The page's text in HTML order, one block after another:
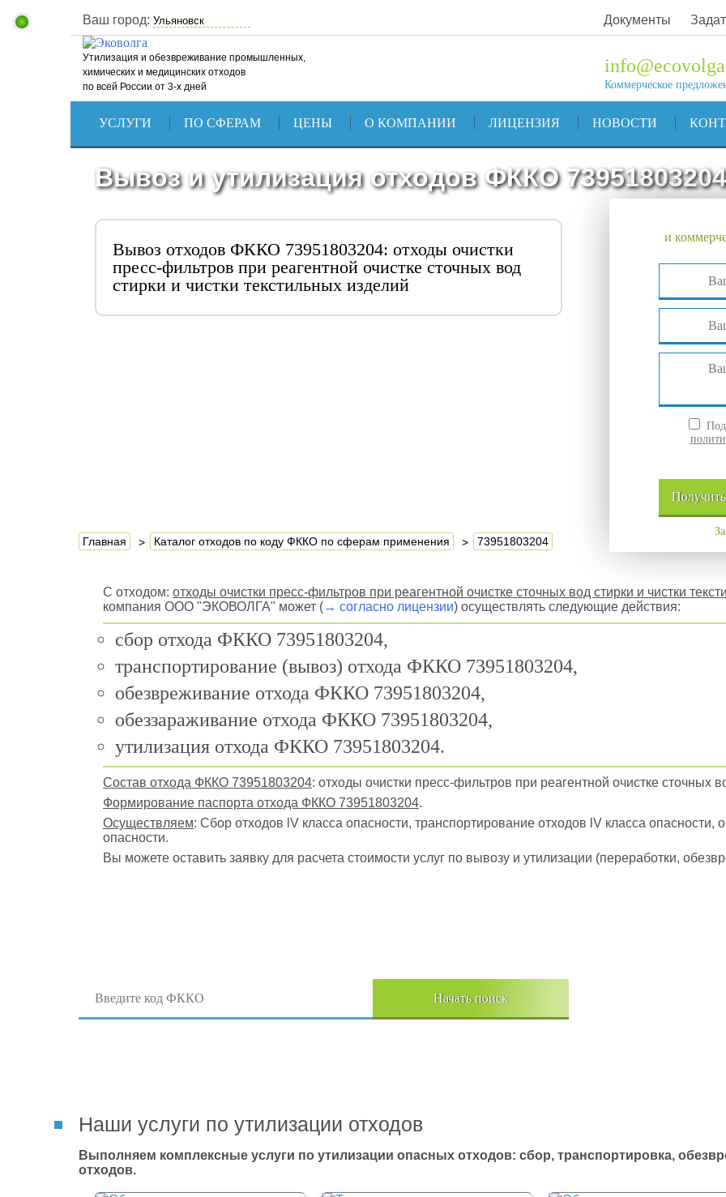
Ваш город: Документы
Утилизация и обезвреживание промышленных,
химических и медицинских отходов
по всей России от 3-х дней
Коммерческое
УСЛУГИ ПО СФЕРАМ ЦЕНЫ О КОМПАНИИ ЛИЦЕНЗИЯ НОВОСТИ
Вывоз и утилизация отходов ФККО 73951803204
Вывоз отходов ФККО 73951803204: отходы очистки
пресс-фильтров при реагентной очистке сточных вод
стирки и чистки текстильных изделий
и
Получить
Главная Каталог отходов по коду ФККО по сферам применения 73951803204
С отходом: отходы очистки пресс-фильтров при реагентной очистке сточных вод стирки и чистки
компания ООО "ЭКОВОЛГА" может (→ согласно лицензии) осуществлять следующие действия:
сбор отхода ФККО 73951803204,
транспортирование (вывоз) отхода ФККО 73951803204,
обезвреживание отхода ФККО 73951803204,
обеззараживание отхода ФККО 73951803204,
утилизация отхода ФККО 73951803204.
Состав отхода ФККО 73951803204: отходы очистки пресс-фильтров при реагентной очистке сточных
Формирование паспорта отхода ФККО 73951803204.
Осуществляем: Сбор отходов lV класса опасности, транспортирование отходов lV класса опасности,
опасности.
Вы можете оставить заявку для расчета стоимости услуг по вывозу и утилизации (переработки,
Начать поиск
Наши услуги по утилизации отходов
Выполняем комплексные услуги по утилизации опасных отходов: сбор, транспортировка,
отходов.